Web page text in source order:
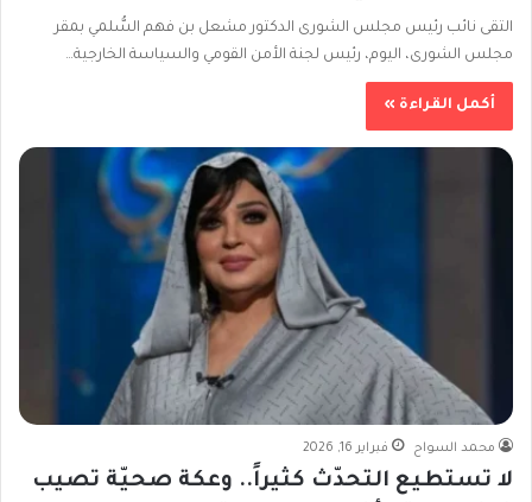
التقى نائب رئيس مجلس الشورى الدكتور مشعل بن فهم السُّلمي بمقر
مجلس الشورى، اليوم، رئيس لجنة الأمن القومي والسياسة الخارجية…
أكمل القراءة »
محمد السواح فبراير 16, 2026
لا تستطيع التحدّث كثيراً.. وعكة صحيّة تصيب